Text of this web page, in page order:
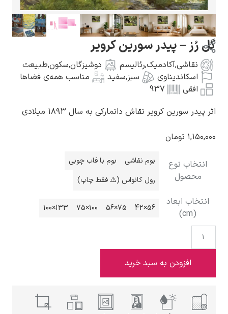
گوستاو کلیمت
ادوارد هاپر
گل رُز – پیدر سورین کرویر
نقاشی,آکادمیک,رئالیسم دوشیزگان,سکون,طبیعت
اسکاندیناوی
سبز,سفید
مناسب همه‌ی فضاها
افقی
937
اثر پیدر سورین کرویر نقاش دانمارکی به سال ۱۸۹۳ میلادی
۱,۱۵۰,۰۰۰ تومان
انتخاب نوع
محصول
بوم نقاشی
بوم با قاب چوبی
رول کانواس (⚠️ فقط چاپ)
انتخاب ابعاد
(cm)
56×42
75×56
100×75
133×100
افزودن به سبد خرید